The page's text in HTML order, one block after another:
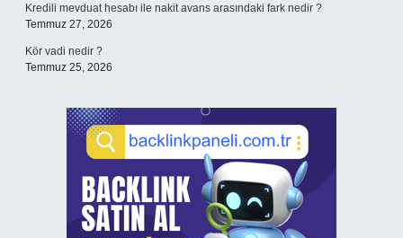
Kredili mevduat hesabı ile nakit avans arasındaki fark nedir ?
Temmuz 27, 2026
Kör vadi nedir ?
Temmuz 25, 2026